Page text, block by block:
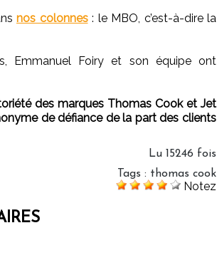
nos colonnes: le MBO, c’est-à-dire la
Emmanuel Foiry et son équipe ont
des marques Thomas Cook et Jet
de défiance de la part des clients
Lu 15246 fois
Tags : thomas cook
Notez